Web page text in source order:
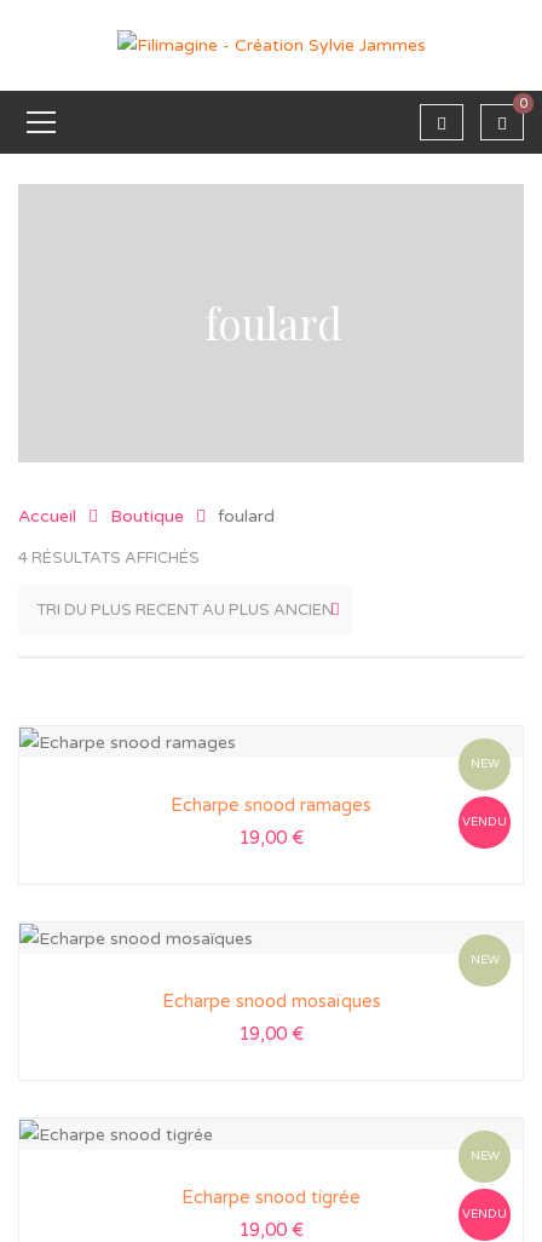
0
foulard
Accueil Boutique foulard
4 RÉSULTATS AFFICHÉS
NEW
VENDU
Echarpe snood ramages
19,00 €
NEW
Echarpe snood mosaïques
19,00 €
NEW
VENDU
Echarpe snood tigrée
19,00 €